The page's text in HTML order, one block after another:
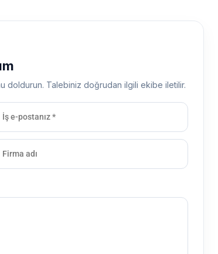
doldurun. Talebiniz doğrudan ilgili ekibe iletilir.